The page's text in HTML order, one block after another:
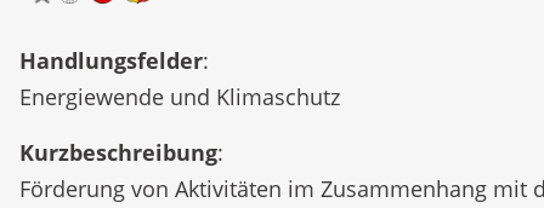
Handlungsfelder:
Energiewende und Klimaschutz
Kurzbeschreibung:
Förderung von Aktivitäten im Zusammenhang mit